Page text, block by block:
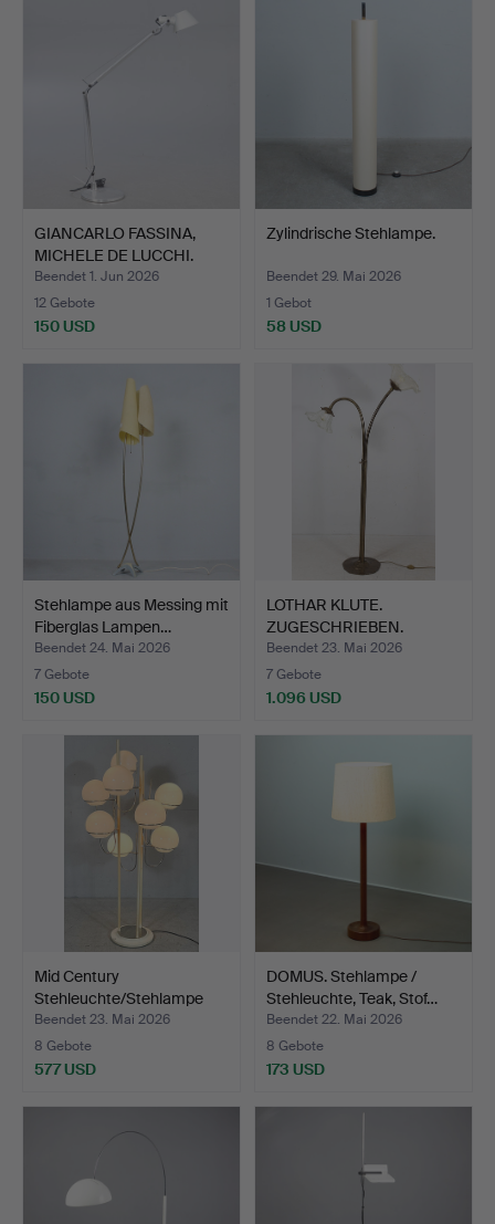
GIANCARLO FASSINA,
MICHELE DE LUCCHI.
Arte…
Beendet 1. Jun 2026
12 Gebote
150 USD
Zylindrische Stehlampe.
Beendet 29. Mai 2026
1 Gebot
58 USD
Stehlampe aus Messing mit
Fiberglas Lampen…
Beendet 24. Mai 2026
7 Gebote
150 USD
LOTHAR KLUTE.
ZUGESCHRIEBEN.
Brutalistisch…
Beendet 23. Mai 2026
7 Gebote
1.096 USD
Mid Century
Stehleuchte/Stehlampe
von Gino…
Beendet 23. Mai 2026
8 Gebote
577 USD
DOMUS. Stehlampe /
Stehleuchte, Teak, Stof…
Beendet 22. Mai 2026
8 Gebote
173 USD